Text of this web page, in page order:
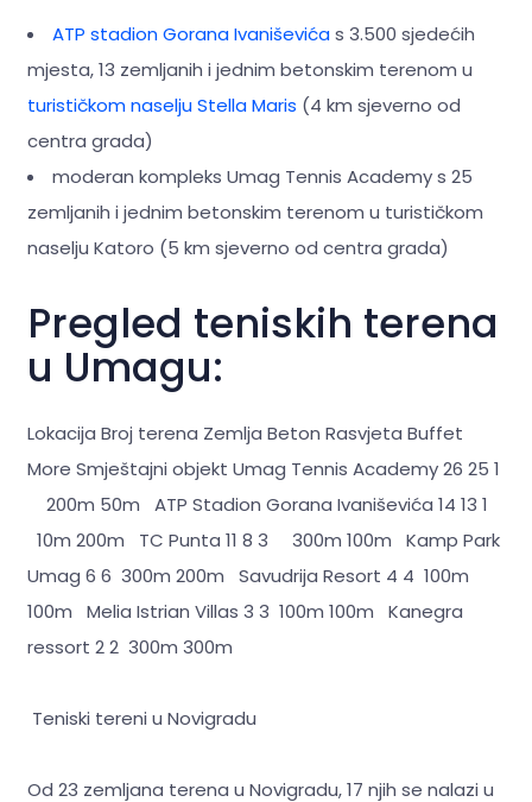
ATP stadion Gorana Ivaniševićas 3.500 sjedećih
mjesta, 13 zemljanih i jednim betonskim terenom u
turističkom naselju Stella Maris (4 km sjeverno od
centra grada)
moderan kompleks Umag Tennis Academy s 25
zemljanih i jednim betonskim terenom u turističkom
naselju Katoro (5 km sjeverno od centra grada)
Pregled teniskih terena
u Umagu:
Lokacija Broj terena Zemlja Beton Rasvjeta Buffet
More Smještajni objekt Umag Tennis Academy 26 25 1
200m 50m ATP Stadion Gorana Ivaniševića 14 13 1
10m 200m TC Punta 11 8 3 300m 100m Kamp Park
Umag 6 6 300m 200m Savudrija Resort 4 4 100m
100m Melia Istrian Villas 3 3 100m 100m Kanegra
ressort 2 2 300m 300m
Teniski tereni u Novigradu
Od 23 zemljana terena u Novigradu, 17 njih se nalazi u